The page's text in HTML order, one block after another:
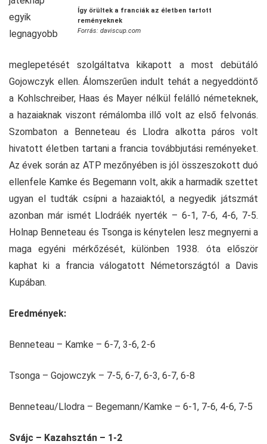
Így örültek a franciák az életben tartott
reményeknek
Forrás: daviscup.com
egyik
legnagyobb
meglepetését szolgáltatva kikapott a most debütáló
Gojowczyk ellen. Álomszerűen indult tehát a negyeddöntő
a Kohlschreiber, Haas és Mayer nélkül felálló németeknek,
a hazaiaknak viszont rémálomba illő volt az első felvonás.
Szombaton a Benneteau és Llodra alkotta páros volt
hivatott életben tartani a francia továbbjutási reményeket.
Az évek során az ATP mezőnyében is jól összeszokott duó
ellenfele Kamke és Begemann volt, akik a harmadik szettet
ugyan el tudták csípni a hazaiaktól, a negyedik játszmát
azonban már ismét Llodráék nyerték – 6-1, 7-6, 4-6, 7-5.
Holnap Benneteau és Tsonga is kénytelen lesz megnyerni a
maga egyéni mérkőzését, különben 1938. óta először
kaphat ki a francia válogatott Németországtól a Davis
Kupában.
Eredmények:
Benneteau – Kamke – 6-7, 3-6, 2-6
Tsonga – Gojowczyk – 7-5, 6-7, 6-3, 6-7, 6-8
Benneteau/Llodra – Begemann/Kamke – 6-1, 7-6, 4-6, 7-5
Svájc – Kazahsztán – 1-2